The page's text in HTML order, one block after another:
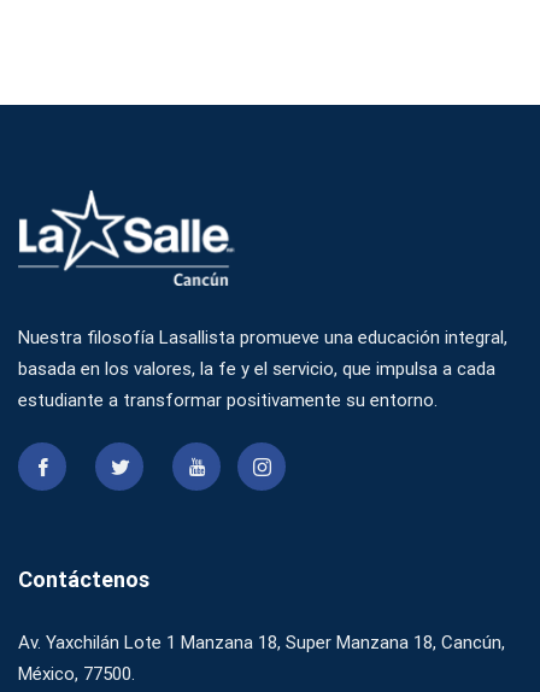
Nuestra filosofía Lasallista promueve una educación integral,
basada en los valores, la fe y el servicio, que impulsa a cada
estudiante a transformar positivamente su entorno.
Contáctenos
Av. Yaxchilán Lote 1 Manzana 18, Super Manzana 18, Cancún,
México, 77500.